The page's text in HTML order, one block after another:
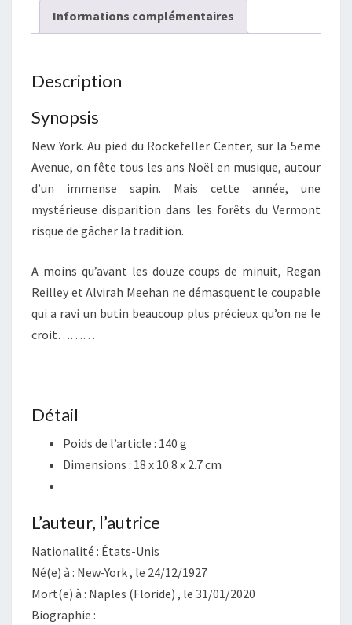
Informations complémentaires
Description
Synopsis
New York. Au pied du Rockefeller Center, sur la 5eme
Avenue, on fête tous les ans Noël en musique, autour
d’un immense sapin. Mais cette année, une
mystérieuse disparition dans les forêts du Vermont
risque de gâcher la tradition.
A moins qu’avant les douze coups de minuit, Regan
Reilley et Alvirah Meehan ne démasquent le coupable
qui a ravi un butin beaucoup plus précieux qu’on ne le
croit………
Détail
Poids de l’article : 140 g
Dimensions : 18 x 10.8 x 2.7 cm
L’auteur, l’autrice
Nationalité : États-Unis
Né(e) à : New-York , le 24/12/1927
Mort(e) à : Naples (Floride) , le 31/01/2020
Biographie :